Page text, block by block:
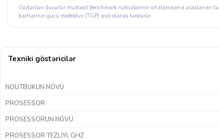
Göstərilən dəyərlər müstəqil benchmark nəticələrinin ortalamasına əsaslanan
kartlarının gücü modeldən (TGP) asılı olaraq fərqlənir.
Texniki göstəricilər
NOUTBUKUN NÖVÜ
PROSESSOR
PROSESSORUN NÖVÜ
PROSESSOR TEZLIYI, GHZ